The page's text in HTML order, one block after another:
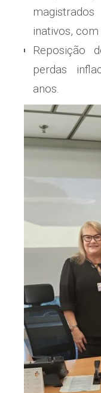
inativos,
Reposição
perdas
anos.